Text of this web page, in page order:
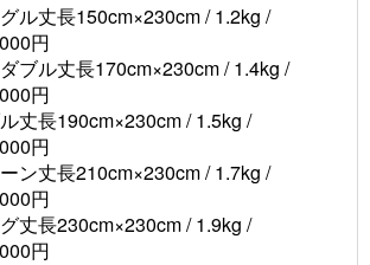
ル丈長150cm×230cm / 1.2kg /
円
ブル丈長170cm×230cm / 1.4kg /
円
丈長190cm×230cm / 1.5kg /
円
ン丈長210cm×230cm / 1.7kg /
円
丈長230cm×230cm / 1.9kg /
円